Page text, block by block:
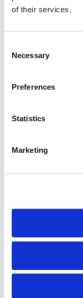
of their services.
Selection
Necessary
Preferences
Statistics
Marketing
op het
toe aan de
Open op de
Spelen met Geluid.
Stap 3: Tik en
Tik op de plaatjes